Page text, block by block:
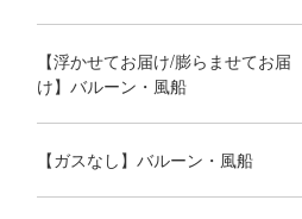
【浮かせてお届け/膨らませてお届
け】バルーン・風船
【ガスなし】バルーン・風船